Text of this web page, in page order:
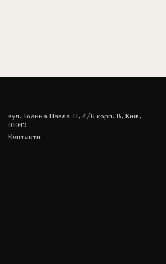
вул. Іоанна Павла II, 4/6 корп. В, Київ,
01042
Контакти